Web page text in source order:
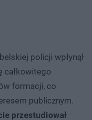
policji wpłynął
całkowitego
formacji, co
publicznym.
przestudiował